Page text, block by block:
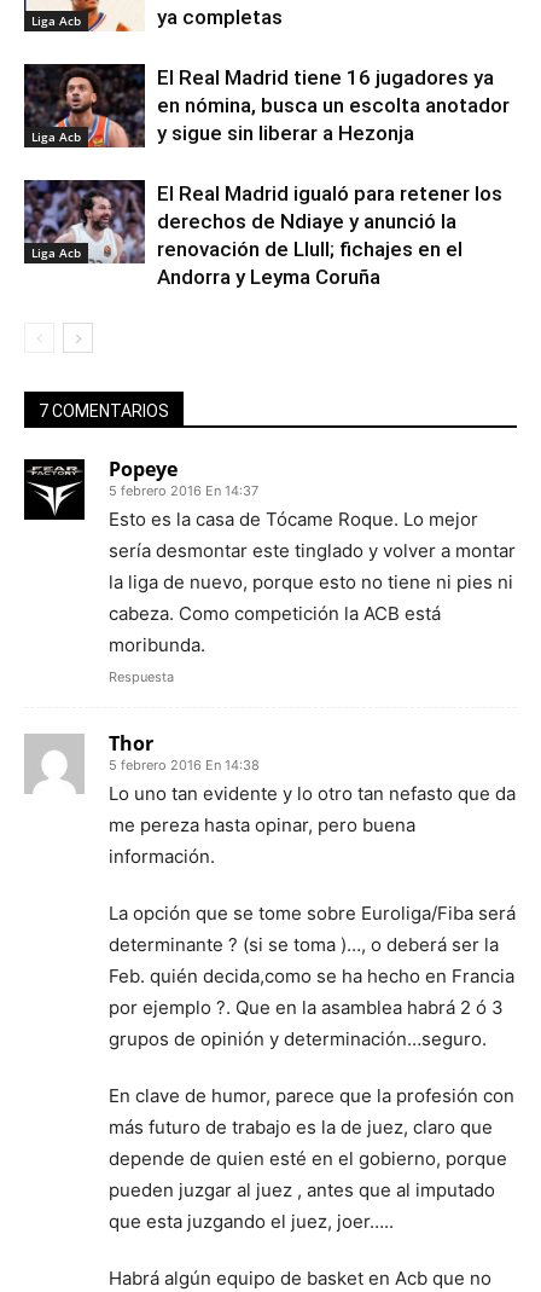
Liga Acb
ya completas
Liga Acb
El Real Madrid tiene 16 jugadores ya
en nómina, busca un escolta anotador
y sigue sin liberar a Hezonja
Liga Acb
El Real Madrid igualó para retener los
derechos de Ndiaye y anunció la
renovación de Llull; fichajes en el
Andorra y Leyma Coruña
7 COMENTARIOS
Popeye
5 febrero 2016 En 14:37
Esto es la casa de Tócame Roque. Lo mejor
sería desmontar este tinglado y volver a montar
la liga de nuevo, porque esto no tiene ni pies ni
cabeza. Como competición la ACB está
moribunda.
Respuesta
Thor
5 febrero 2016 En 14:38
Lo uno tan evidente y lo otro tan nefasto que da
me pereza hasta opinar, pero buena
información.
La opción que se tome sobre Euroliga/Fiba será
determinante ? (si se toma )…, o deberá ser la
Feb. quién decida,como se ha hecho en Francia
por ejemplo ?. Que en la asamblea habrá 2 ó 3
grupos de opinión y determinación…seguro.
En clave de humor, parece que la profesión con
más futuro de trabajo es la de juez, claro que
depende de quien esté en el gobierno, porque
pueden juzgar al juez , antes que al imputado
que esta juzgando el juez, joer…..
Habrá algún equipo de basket en Acb que no